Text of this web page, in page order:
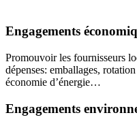
Engagements
Promouvoir les fournisseurs
dépenses: emballages,
économie d’énergie…
Engagements